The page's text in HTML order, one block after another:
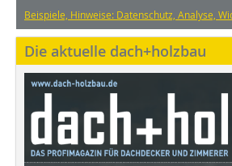
Beispiele, Hinweise: Datenschutz, Analyse,
Die aktuelle dach+holzbau